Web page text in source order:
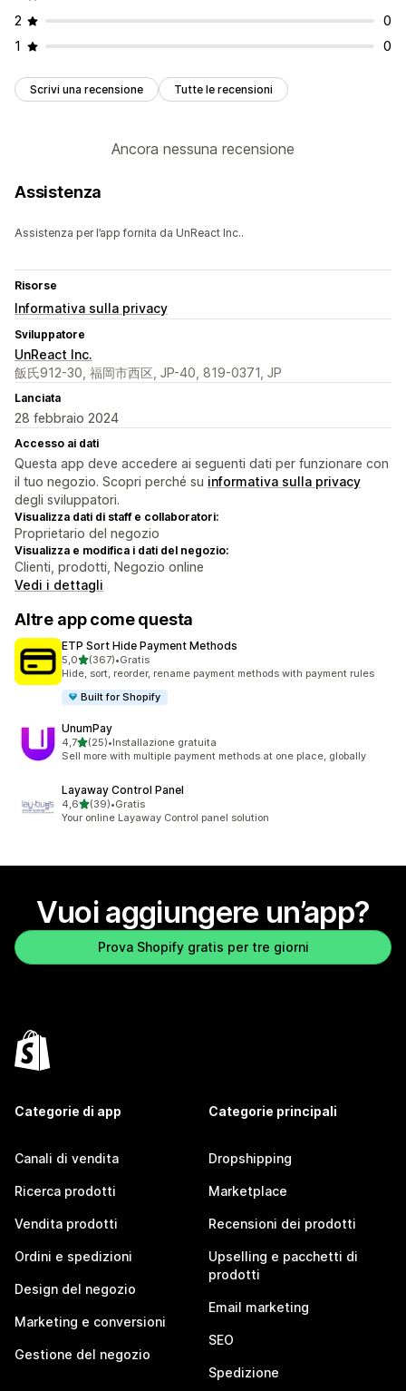
2
0
1
0
Scrivi una recensione Tutte le recensioni
Ancora nessuna recensione
Assistenza
Assistenza per l’app fornita da UnReact Inc..
Risorse
Informativa sulla privacy
Sviluppatore
UnReact Inc.
飯氏912-30, 福岡市西区, JP-40, 819-0371, JP
Lanciata
28 febbraio 2024
Accesso ai dati
Questa app deve accedere ai seguenti dati per funzionare con
il tuo negozio. Scopri perché su informativa sulla privacy
degli sviluppatori.
Visualizza dati di staff e collaboratori:
Proprietario del negozio
Visualizza e modifica i dati del negozio:
Clienti, prodotti, Negozio online
Vedi i dettagli
Altre app come questa
ETP Sort Hide Payment Methods
5,0stelle su 5
(367)
367 recensioni totali
•Gratis
Hide, sort, reorder, rename payment methods with payment rules
Built for Shopify
UnumPay
4,7stelle su 5
(25)
25 recensioni totali
•Installazione gratuita
Sell more with multiple payment methods at one place, globally
Layaway Control Panel
4,6stelle su 5
(39)
39 recensioni totali
•Gratis
Your online Layaway Control panel solution
Vuoi aggiungere un’app?
Prova Shopify gratis per tre giorni
Categorie di app
Canali di vendita
Ricerca prodotti
Vendita prodotti
Ordini e spedizioni
Design del negozio
Marketing e conversioni
Gestione del negozio
Categorie principali
Dropshipping
Marketplace
Recensioni dei prodotti
Upselling e pacchetti di
prodotti
Email marketing
SEO
Spedizione